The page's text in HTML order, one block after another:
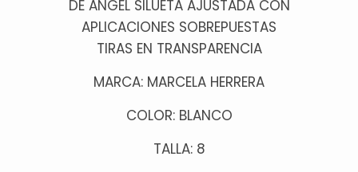
DE ANGEL SILUETA AJUSTADA CON
APLICACIONES SOBREPUESTAS
TIRAS EN TRANSPARENCIA
MARCA: MARCELA HERRERA
COLOR: BLANCO
TALLA: 8